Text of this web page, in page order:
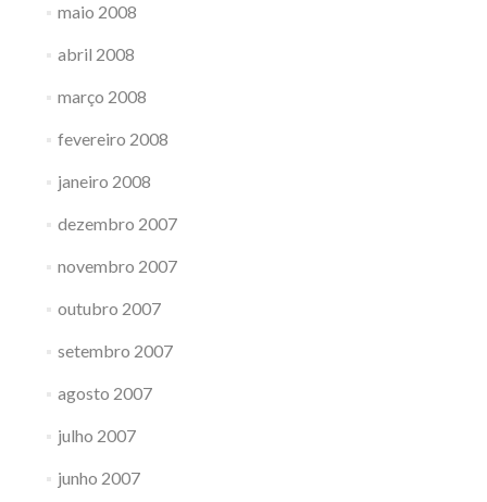
maio 2008
abril 2008
março 2008
fevereiro 2008
janeiro 2008
dezembro 2007
novembro 2007
outubro 2007
setembro 2007
agosto 2007
julho 2007
junho 2007